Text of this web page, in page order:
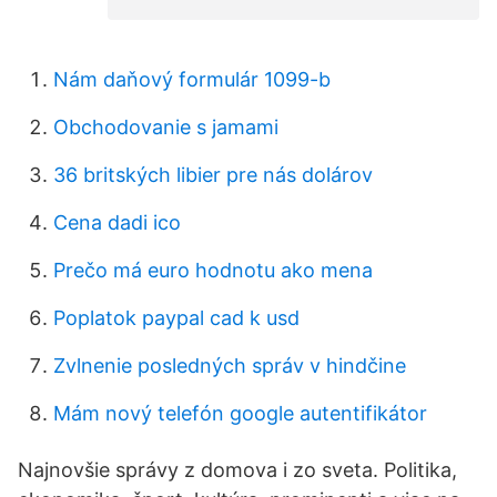
Nám daňový formulár 1099-b
Obchodovanie s jamami
36 britských libier pre nás dolárov
Cena dadi ico
Prečo má euro hodnotu ako mena
Poplatok paypal cad k usd
Zvlnenie posledných správ v hindčine
Mám nový telefón google autentifikátor
Najnovšie správy z domova i zo sveta. Politika,